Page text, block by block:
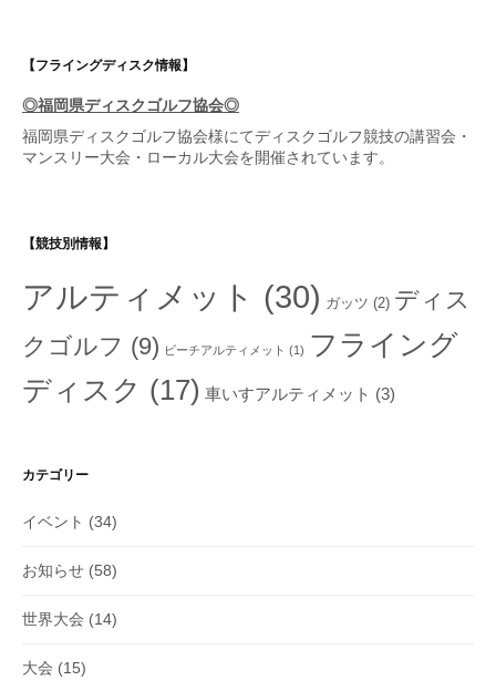
【フライングディスク情報】
◎福岡県ディスクゴルフ協会◎
福岡県ディスクゴルフ協会様にてディスクゴルフ競技の講習会・
マンスリー大会・ローカル大会を開催されています。
【競技別情報】
アルティメット (30) ガッツ (2) ディス
クゴルフ (9) ビーチアルティメット (1) フライング
ディスク (17) 車いすアルティメット (3)
カテゴリー
イベント (34)
お知らせ (58)
世界大会 (14)
大会 (15)